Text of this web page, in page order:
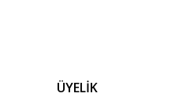
ÜYELİK